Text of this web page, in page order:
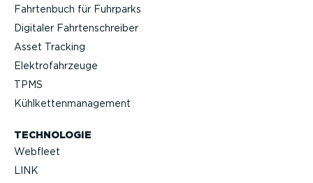
Fahrtenbuch für Fuhrparks
Digitaler Fahrten­schreiber
Asset Tracking
Elektro­fahr­zeuge
TPMS
Kühlket­ten­ma­nagement
TECHNOLOGIE
Webfleet
LINK